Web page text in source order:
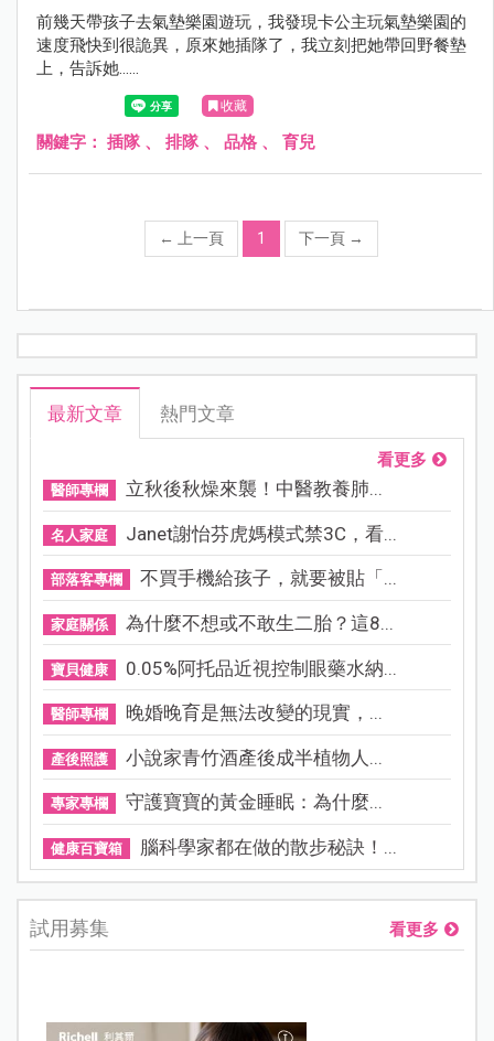
前幾天帶孩子去氣墊樂園遊玩，我發現卡公主玩氣墊樂園的
速度飛快到很詭異，原來她插隊了，我立刻把她帶回野餐墊
上，告訴她......
收藏
關鍵字： 插隊、 排隊、 品格 、 育兒
← 上一頁 1 下一頁 →
最新文章 熱門文章
看更多
醫師專欄 立秋後秋燥來襲！中醫教養肺...
名人家庭 Janet謝怡芬虎媽模式禁3C，看...
部落客專欄 不買手機給孩子，就要被貼「...
家庭關係 為什麼不想或不敢生二胎？這8...
寶貝健康 0.05%阿托品近視控制眼藥水納...
醫師專欄 晚婚晚育是無法改變的現實，...
產後照護 小說家青竹酒產後成半植物人...
專家專欄 守護寶寶的黃金睡眠：為什麼...
健康百寶箱 腦科學家都在做的散步秘訣！...
試用募集 看更多